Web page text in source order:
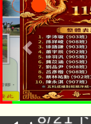
「本
場熱